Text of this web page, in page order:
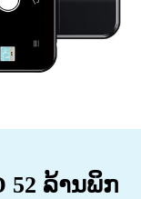
52 ລ້ານພິກ